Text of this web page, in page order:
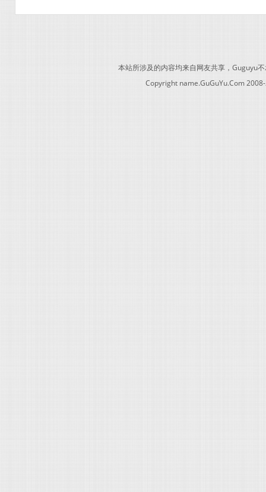
本站所涉及的内容均来自网友共享，Guguyu
Copyright name.GuGuYu.Com